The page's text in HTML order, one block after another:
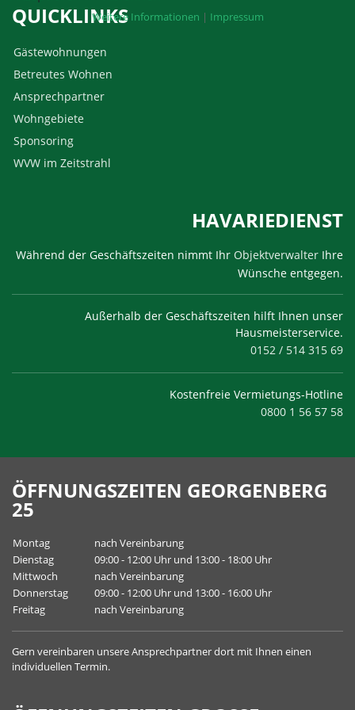
QUICKLINKS
Gästewohnungen
Betreutes Wohnen
Ansprechpartner
Wohngebiete
Sponsoring
WVW im Zeitstrahl
HAVARIEDIENST
Während der Geschäftszeiten nimmt Ihr Objektverwalter Ihre
Wünsche entgegen.
Außerhalb der Geschäftszeiten hilft Ihnen unser
Hausmeisterservice.
0152 / 514 315 69
Kostenfreie Vermietungs-Hotline
0800 1 56 57 58
ÖFFNUNGSZEITEN GEORGENBERG
25
Montag
nach Vereinbarung
Dienstag
09:00 - 12:00 Uhr und 13:00 - 18:00 Uhr
Mittwoch
nach Vereinbarung
Donnerstag
09:00 - 12:00 Uhr und 13:00 - 16:00 Uhr
Freitag
nach Vereinbarung
Gern vereinbaren unsereAnsprechpartnerdort mit Ihnen einen
individuellen Termin.
Weitere Informationen | Impressum